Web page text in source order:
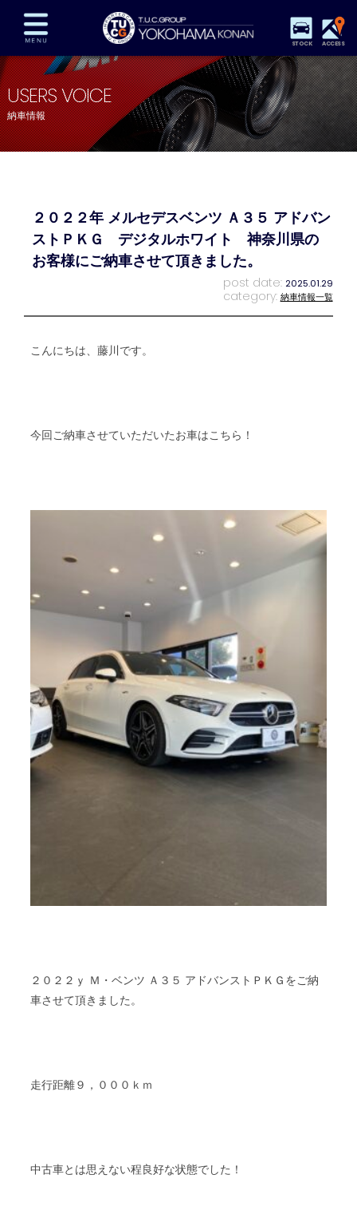
STOCK ACCESS
在庫車両情報 保証&サービス パーツリスト
TUCとは？ 店舗情報 アクセスマップ
全国納車 特別作業 注文販売
プライバシーポリシー スタッフblog 納車blog
USERS VOICE
納車情報
２０２２年 メルセデスベンツ Ａ３５ アドバン
ストＰＫＧ デジタルホワイト 神奈川県の
お客様にご納車させて頂きました。
post date: 2025.01.29
category: 納車情報一覧
こんにちは、藤川です。
今回ご納車させていただいたお車はこちら！
２０２２ｙ Ｍ・ベンツ Ａ３５ アドバンストＰＫＧをご納
車させて頂きました。
走行距離９，０００ｋｍ
中古車とは思えない程良好な状態でした！